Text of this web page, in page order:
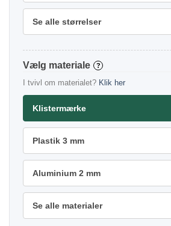
Se alle størrelser
materiale ?
I tvivl om materialet? Klik her
Klistermærke
Plastik 3 mm
Aluminium 2 mm
Se alle materialer